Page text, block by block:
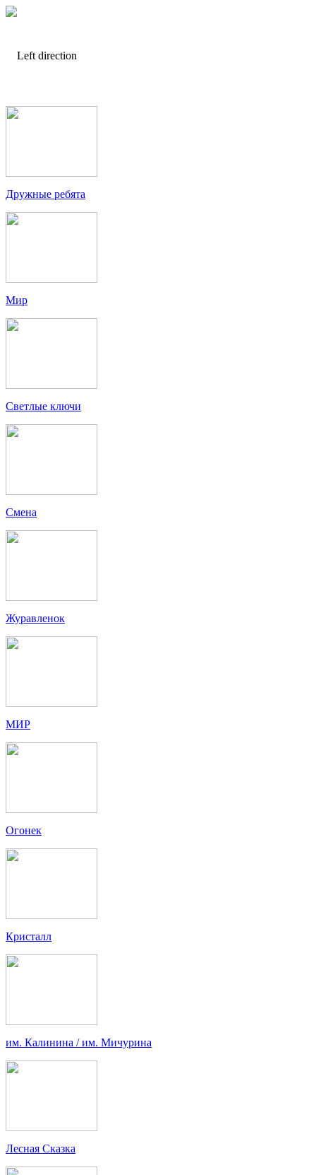
Дружные ребята
Мир
Светлые ключи
Смена
Журавленок
МИР
Огонек
Кристалл
им. Калинина / им. Мичурина
Лесная Сказка